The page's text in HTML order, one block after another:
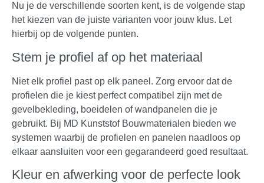
Nu je de verschillende soorten kent, is de volgende stap
het kiezen van de juiste varianten voor jouw klus. Let
hierbij op de volgende punten.
Stem je profiel af op het materiaal
Niet elk profiel past op elk paneel. Zorg ervoor dat de
profielen die je kiest perfect compatibel zijn met de
gevelbekleding, boeidelen of wandpanelen die je
gebruikt. Bij MD Kunststof Bouwmaterialen bieden we
systemen waarbij de profielen en panelen naadloos op
elkaar aansluiten voor een gegarandeerd goed resultaat.
Kleur en afwerking voor de perfecte look